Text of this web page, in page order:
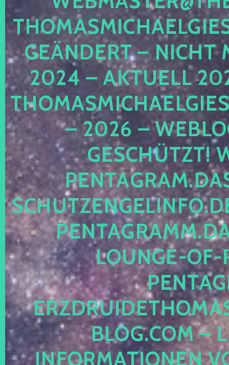
GEÄNDERT – NICHT
2024 – AKTUELL
– 2026 –
ESCHÜTZT!
OUNGE-OF-
LOG.COM –
NFORMATIONEN